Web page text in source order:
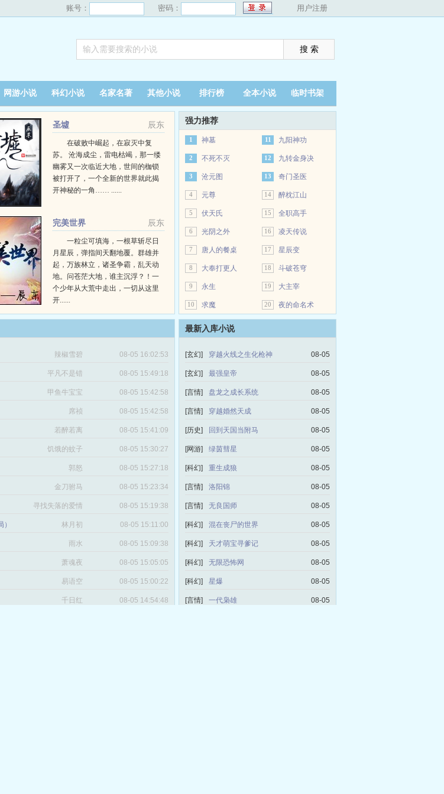
账号： 密码： 用户注册
网游小说 科幻小说 名家名著 其他小说 排行榜 全本小说 临时书架
辰东
圣墟
在破败中崛起，在寂灭中复
苏。 沧海成尘，雷电枯竭，那一缕
幽雾又一次临近大地，世间的枷锁
被打开了，一个全新的世界就此揭
开神秘的一角…… ......
辰东
完美世界
一粒尘可填海，一根草斩尽日
月星辰，弹指间天翻地覆。群雄并
起，万族林立，诸圣争霸，乱天动
地。问苍茫大地，谁主沉浮？！一
个少年从大荒中走出，一切从这里
开......
强力推荐
1 神墓
2 不死不灭
3 沧元图
4 元尊
5 伏天氏
6 光阴之外
7 唐人的餐桌
8 大奉打更人
9 永生
10 求魔
11 九阳神功
12 九转金身决
13 奇门圣医
14 醉枕江山
15 全职高手
16 凌天传说
17 星辰变
18 斗破苍穹
19 大主宰
20 夜的命名术
辣椒雪碧 08-05 16:02:53
平凡不是错 08-05 15:49:18
甲鱼牛宝宝 08-05 15:42:58
席祯 08-05 15:42:58
若醉若离 08-05 15:41:09
饥饿的蚊子 08-05 15:30:27
郭怒 08-05 15:27:18
金刀驸马 08-05 15:23:34
寻找失落的爱情 08-05 15:19:38
林月初 08-05 15:11:00
雨水 08-05 15:09:38
萧魂夜 08-05 15:05:05
易语空 08-05 15:00:22
千日红 08-05 14:54:48
最新入库小说
[玄幻] 穿越火线之生化枪神 08-05
[玄幻] 最强皇帝 08-05
[言情] 盘龙之成长系统 08-05
[言情] 穿越婚然天成 08-05
[历史] 回到天国当附马 08-05
[网游] 绿茵彗星 08-05
[科幻] 重生成狼 08-05
[言情] 洛阳锦 08-05
[言情] 无良国师 08-05
[科幻] 混在丧尸的世界 08-05
[科幻] 天才萌宝寻爹记 08-05
[科幻] 无限恐怖网 08-05
[科幻] 星爆 08-05
[言情] 一代枭雄 08-05